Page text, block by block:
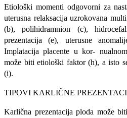
Etiološki momenti odgovorni za
uterusna relaksacija uzro­kovana
(b), polihidramnion (c),
prezentacija (e), uterusne
Implatacija placente u kor-
može biti etiološki faktor (h), a isto
(i).
TIPOVI KARLIČNE
Karlična prezentacija ploda može